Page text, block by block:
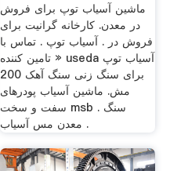
ماشین آسیاب توپ برای فروش
در معدن. کارخانه گرانیت برای
فروش در . آسیاب توپ . تماس با
تامین کننده » useda آسیاب توپ
برای سنگ زنی سنگ آهک 200
مش. ماشین آسیاب پودرهای
سفت و سخت msb . سنگ
معدن مس آسیاب .